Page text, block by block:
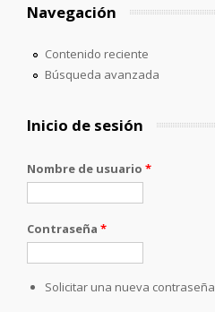
Navegación
Contenido reciente
Búsqueda avanzada
Inicio de sesión
Nombre de usuario *
Contraseña *
Solicitar una nueva contraseña